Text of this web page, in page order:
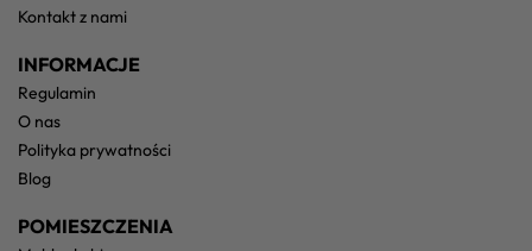
kontakt z nami
INFORMACJE
regulamin
o nas
polityka prywatności
blog
POMIESZCZENIA